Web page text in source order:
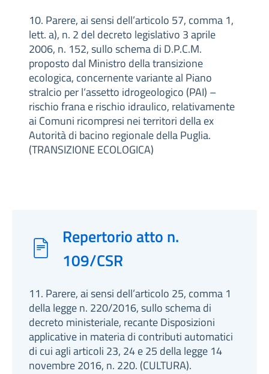
10. Parere, ai sensi dell’articolo 57, comma 1,
lett. a), n. 2 del decreto legislativo 3 aprile
2006, n. 152, sullo schema di D.P.C.M.
proposto dal Ministro della transizione
ecologica, concernente variante al Piano
stralcio per l‘assetto idrogeologico (PAI) –
rischio frana e rischio idraulico, relativamente
ai Comuni ricompresi nei territori della ex
Autorità di bacino regionale della Puglia.
(TRANSIZIONE ECOLOGICA)
Repertorio atto n.
109/CSR
11. Parere, ai sensi dell’articolo 25, comma 1
della legge n. 220/2016, sullo schema di
decreto ministeriale, recante Disposizioni
applicative in materia di contributi automatici
di cui agli articoli 23, 24 e 25 della legge 14
novembre 2016, n. 220. (CULTURA).